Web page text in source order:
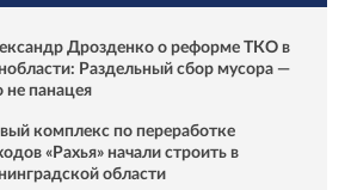
Дрозденко о реформе ТКО в
Раздельный сбор мусора —
не панацея
комплекс по переработке
«Рахья» начали строить в
области